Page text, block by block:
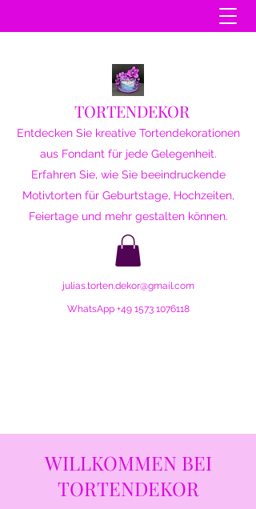
TORTENDEKOR
Entdecken Sie kreative Tortendekorationen
aus Fondant für jede Gelegenheit.
Erfahren Sie, wie Sie beeindruckende
Motivtorten für Geburtstage, Hochzeiten,
Feiertage und mehr gestalten können.
julias.torten.dekor@gmail.com
WhatsApp +49 1573 1076118
WILLKOMMEN BEI
TORTENDEKOR